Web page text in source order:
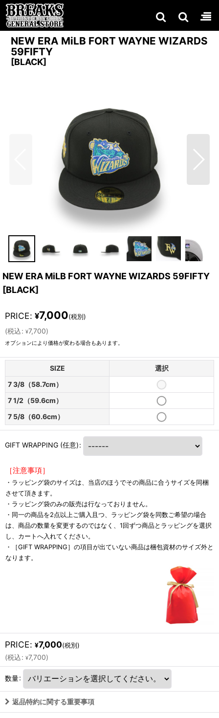
NEW ERA MiLB FORT WAYNE WIZARDS
59FIFTY
[BLACK]
NEW ERA MiLB FORT WAYNE WIZARDS 59FIFTY
[BLACK]
PRICE: ¥7,000(税別)
(税込: ¥7,700)
オプションにより価格が変わる場合もあります。
SIZE
選択
7 3/8（58.7cm）
7 1/2（59.6cm）
7 5/8（60.6cm）
GIFT WRAPPING (任意):
［注意事項］
・ラッピング袋のサイズは、当店のほうでその商品に合うサイズを同梱
させて頂きます。
・ラッピング袋のみの販売は行なっておりません。
・同一の商品を2点以上ご購入且つ、ラッピング袋を同数ご希望の場合
は、商品の数量を変更するのではなく、1回ずつ商品とラッピングを選択
し、カートへ入れてください。
・［GIFT WRAPPING］の項目が出ていない商品は梱包資材のサイズ外と
なります。
PRICE: ¥7,000(税別)
(税込: ¥7,700)
数量:
返品特約に関する重要事項